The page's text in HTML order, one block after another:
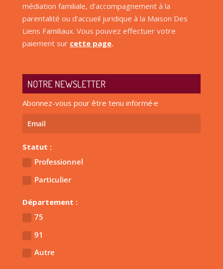
médiation familiale, d’accompagnement à la
parentalité ou d’accueil juridique à la Maison Des
Liens Familiaux. Vous pouvez effectuer votre
paiement sur cette page.
NOTRE NEWSLETTER
Abonnez-vous pour être tenu informé·e
Statut :
Professionnel
Particulier
Département :
75
91
Autre